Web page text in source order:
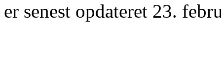
er senest opdateret 23.